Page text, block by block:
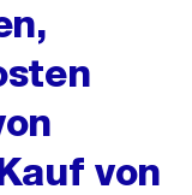
von